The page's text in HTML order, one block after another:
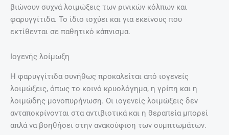
βιώνουν συχνά λοιμώξεις των ρινικών κόλπων και
φαρυγγίτιδα. Το ίδιο ισχύει και για εκείνους που
εκτίθενται σε παθητικό κάπνισμα.
Ιογενής λοίμωξη
Η φαρυγγίτιδα συνήθως προκαλείται από ιογενείς
λοιμώξεις, όπως το κοινό κρυολόγημα, η γρίπη και η
λοιμώδης μονοπυρήνωση. Οι ιογενείς λοιμώξεις δεν
ανταποκρίνονται στα αντιβιοτικά και η θεραπεία μπορεί
απλά να βοηθήσει στην ανακούφιση των συμπτωμάτων.